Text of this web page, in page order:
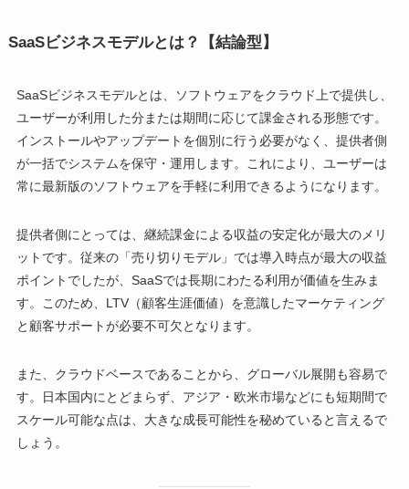
SaaSビジネスモデルとは？【結論型】
SaaSビジネスモデルとは、ソフトウェアをクラウド上で提供し、
ユーザーが利用した分または期間に応じて課金される形態です。
インストールやアップデートを個別に行う必要がなく、提供者側
が一括でシステムを保守・運用します。これにより、ユーザーは
常に最新版のソフトウェアを手軽に利用できるようになります。
提供者側にとっては、継続課金による収益の安定化が最大のメリ
ットです。従来の「売り切りモデル」では導入時点が最大の収益
ポイントでしたが、SaaSでは長期にわたる利用が価値を生みま
す。このため、LTV（顧客生涯価値）を意識したマーケティング
と顧客サポートが必要不可欠となります。
また、クラウドベースであることから、グローバル展開も容易で
す。日本国内にとどまらず、アジア・欧米市場などにも短期間で
スケール可能な点は、大きな成長可能性を秘めていると言えるで
しょう。